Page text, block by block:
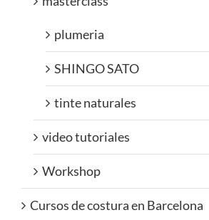
plumeria
SHINGO SATO
tinte naturales
video tutoriales
Workshop
Cursos de costura en Barcelona